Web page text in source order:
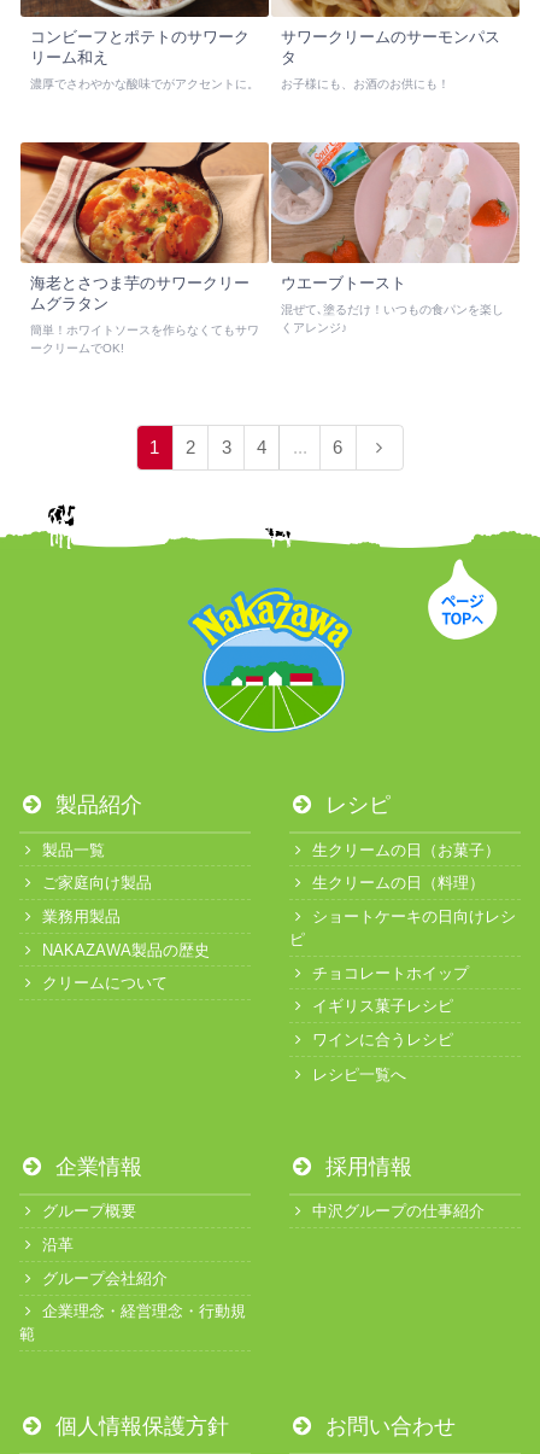
コンビーフとポテトのサワーク
リーム和え
濃厚でさわやかな酸味でがアクセントに。
サワークリームのサーモンパス
タ
お子様にも、お酒のお供にも！
海老とさつま芋のサワークリー
ムグラタン
簡単！ホワイトソースを作らなくてもサワ
ークリームでOK!
ウエーブトースト
混ぜて､塗るだけ！いつもの食パンを楽し
くアレンジ♪
1 2 3 4 ... 6
製品紹介
製品一覧
ご家庭向け製品
業務用製品
NAKAZAWA製品の歴史
クリームについて
レシピ
生クリームの日（お菓子）
生クリームの日（料理）
ショートケーキの日向けレシ
ピ
チョコレートホイップ
イギリス菓子レシピ
ワインに合うレシピ
レシピ一覧へ
企業情報
グループ概要
沿革
グループ会社紹介
企業理念・経営理念・行動規
範
採用情報
中沢グループの仕事紹介
個人情報保護方針 お問い合わせ